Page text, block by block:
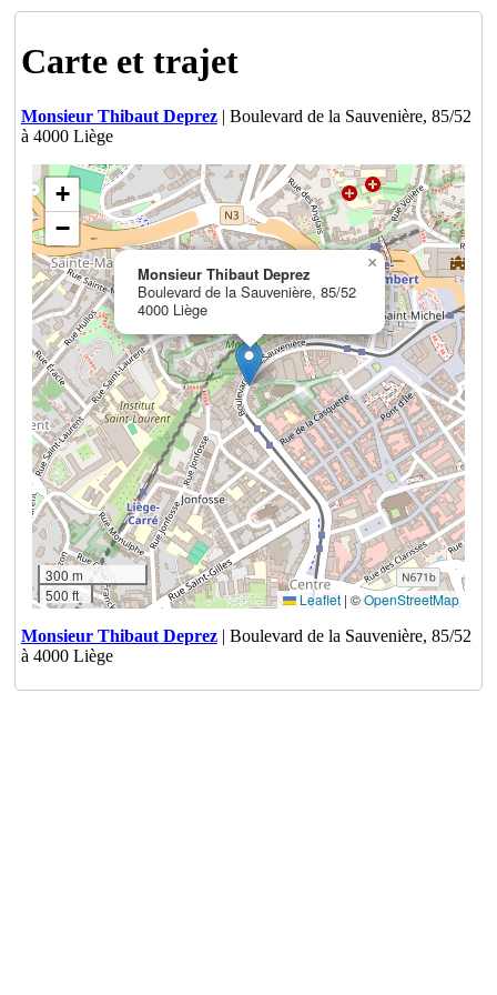
Carte et trajet
Monsieur Thibaut Deprez| Boulevard de la Sauvenière, 85/52
à 4000 Liège
Monsieur Thibaut Deprez
Boulevard de la Sauvenière, 85/52
4000 Liège
×
+
−
300 m
500 ft
Leaflet | ©OpenStreetMap
Monsieur Thibaut Deprez| Boulevard de la Sauvenière, 85/52
à 4000 Liège